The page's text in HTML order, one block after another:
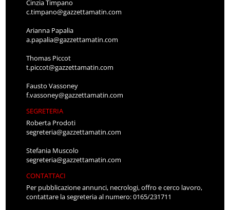
Cinzia Timpano
c.timpano@gazzettamatin.com
Arianna Papalia
a.papalia@gazzettamatin.com
Thomas Piccot
t.piccot@gazzettamatin.com
Fausto Vassoney
f.vassoney@gazzettamatin.com
SEGRETERIA
Roberta Prodoti
segreteria@gazzettamatin.com
Stefania Muscolo
segreteria@gazzettamatin.com
CONTATTACI
Per pubblicazione annunci, necrologi, offro e cerco lavoro,
contattare la segreteria al numero: 0165/231711